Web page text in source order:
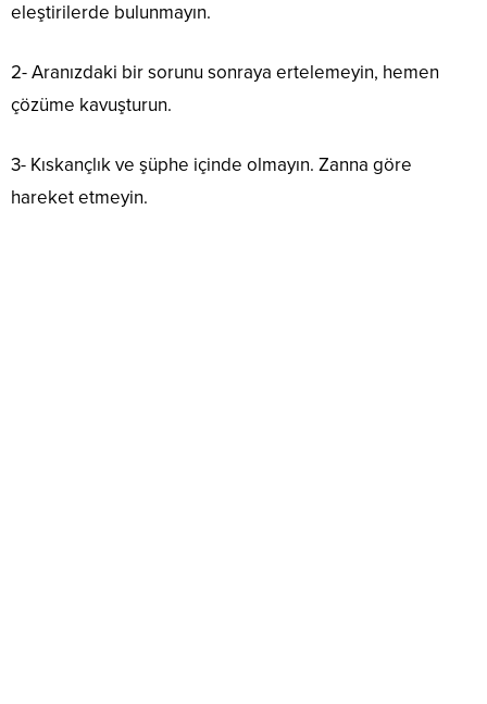
eleştirilerde bulunmayın.
2- Aranızdaki bir sorunu sonraya ertelemeyin, hemen
çözüme kavuşturun.
3- Kıskançlık ve şüphe içinde olmayın. Zanna göre
hareket etmeyin.